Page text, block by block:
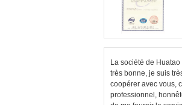
La société de
très bonne, je suis
coopérer avec vous,
professionnel,